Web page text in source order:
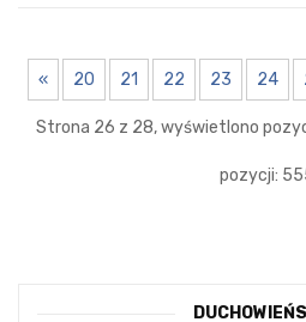
« 20 21 22 23 24
Strona 26 z 28, wyświetlono
pozycji: